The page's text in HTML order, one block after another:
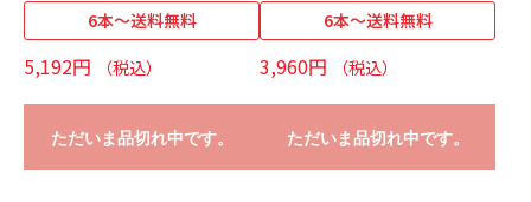
6本～送料無料
5,192円 （税込）
ただいま品切れ中です。
6本～送料無料
3,960円 （税込）
ただいま品切れ中です。